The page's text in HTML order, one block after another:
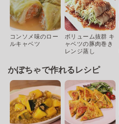
コンソメ味のロー
ルキャベツ
ボリューム抜群 キ
ャベツの豚肉巻き
レンジ蒸し
かぼちゃで作れるレシピ